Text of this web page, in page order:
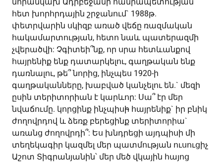
հետ խորհրդային շրջանում` 1988թ.
փետրվարին սկիզբ առած վեճը ռազմական
հակամարտության, հետո նաև պատերազմի
չվերածվի: Չգիտեի՞նք, որ սրա հետևանքով
հայրենիք ենք դատարկելու, գաղթական ենք
դառնալու, թե՞ նորից, ինչպես 1920-ի
գաղթականները, խաբված կանչելու են.` մեզի
ըսին տերիտորիան է կարևոր: Սա՞ էր մեր
նվաճումը. կորցինք ինչպիսի̴ հայրենիք` իր բնիկ
ժողովրդով և ձեռք բերեցինք տերիտորիա`
առանց ժողովրդի՞: Ես խնդրեցի այդպիսի մի
տեղեկագիր կազմել մեր պատմության ուսուցիչ
Աշոտ Տիգրանյանին՝ մեր մեծ վկային հայոց